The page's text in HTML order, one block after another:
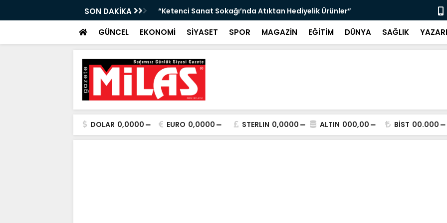
SON DAKİKA “Ketenci Sanat Sokağı’nda Atıktan Hediyelik Ürünler” “Yaya
GÜNCEL EKONOMİ SİYASET SPOR MAGAZİN EĞİTİM DÜNYA SAĞLIK
DOLAR 0,0000 EURO 0,0000 STERLIN 0,0000 ALTIN 000,00 BİST 00.000